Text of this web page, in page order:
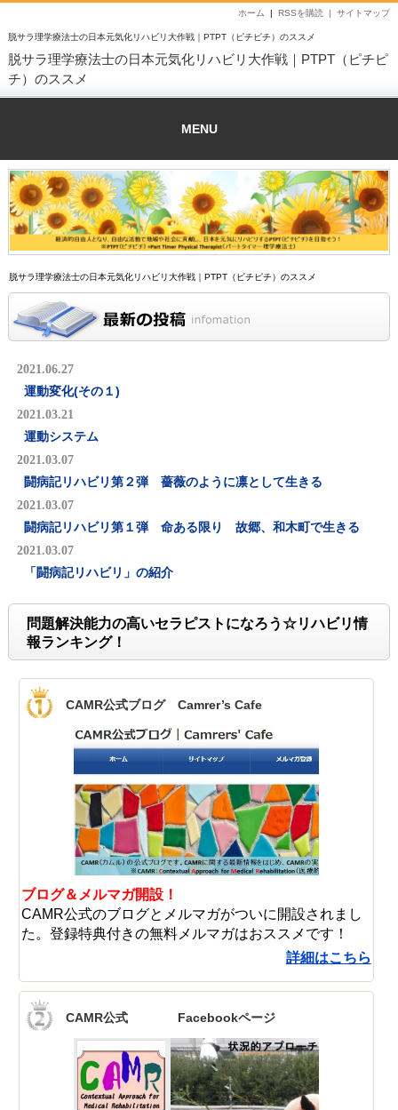
脱サラ理学療法士の日本元気化リハビリ大作戦｜PTPT（ピチピチ）のススメ
サイトマップ
RSSを購読 |
ホーム |
脱サラ理学療法士の日本元気化リハビリ大作戦｜PTPT（ピチピ
チ）のススメ
MENU
脱サラ理学療法士の日本元気化リハビリ大作戦｜PTPT（ピチピチ）のススメ
2021.06.27
運動変化(その１)
2021.03.21
運動システム
2021.03.07
闘病記リハビリ第２弾 薔薇のように凛として生きる
2021.03.07
闘病記リハビリ第１弾 命ある限り 故郷、和木町で生きる
2021.03.07
「闘病記リハビリ」の紹介
問題解決能力の高いセラピストになろう☆リハビリ情
報ランキング！
CAMR公式ブログ Camrer’s Cafe
ブログ＆メルマガ開設！
CAMR公式のブログとメルマガがついに開設されまし
た。登録特典付きの無料メルマガはおススメです！
詳細はこちら
CAMR公式 Facebookページ